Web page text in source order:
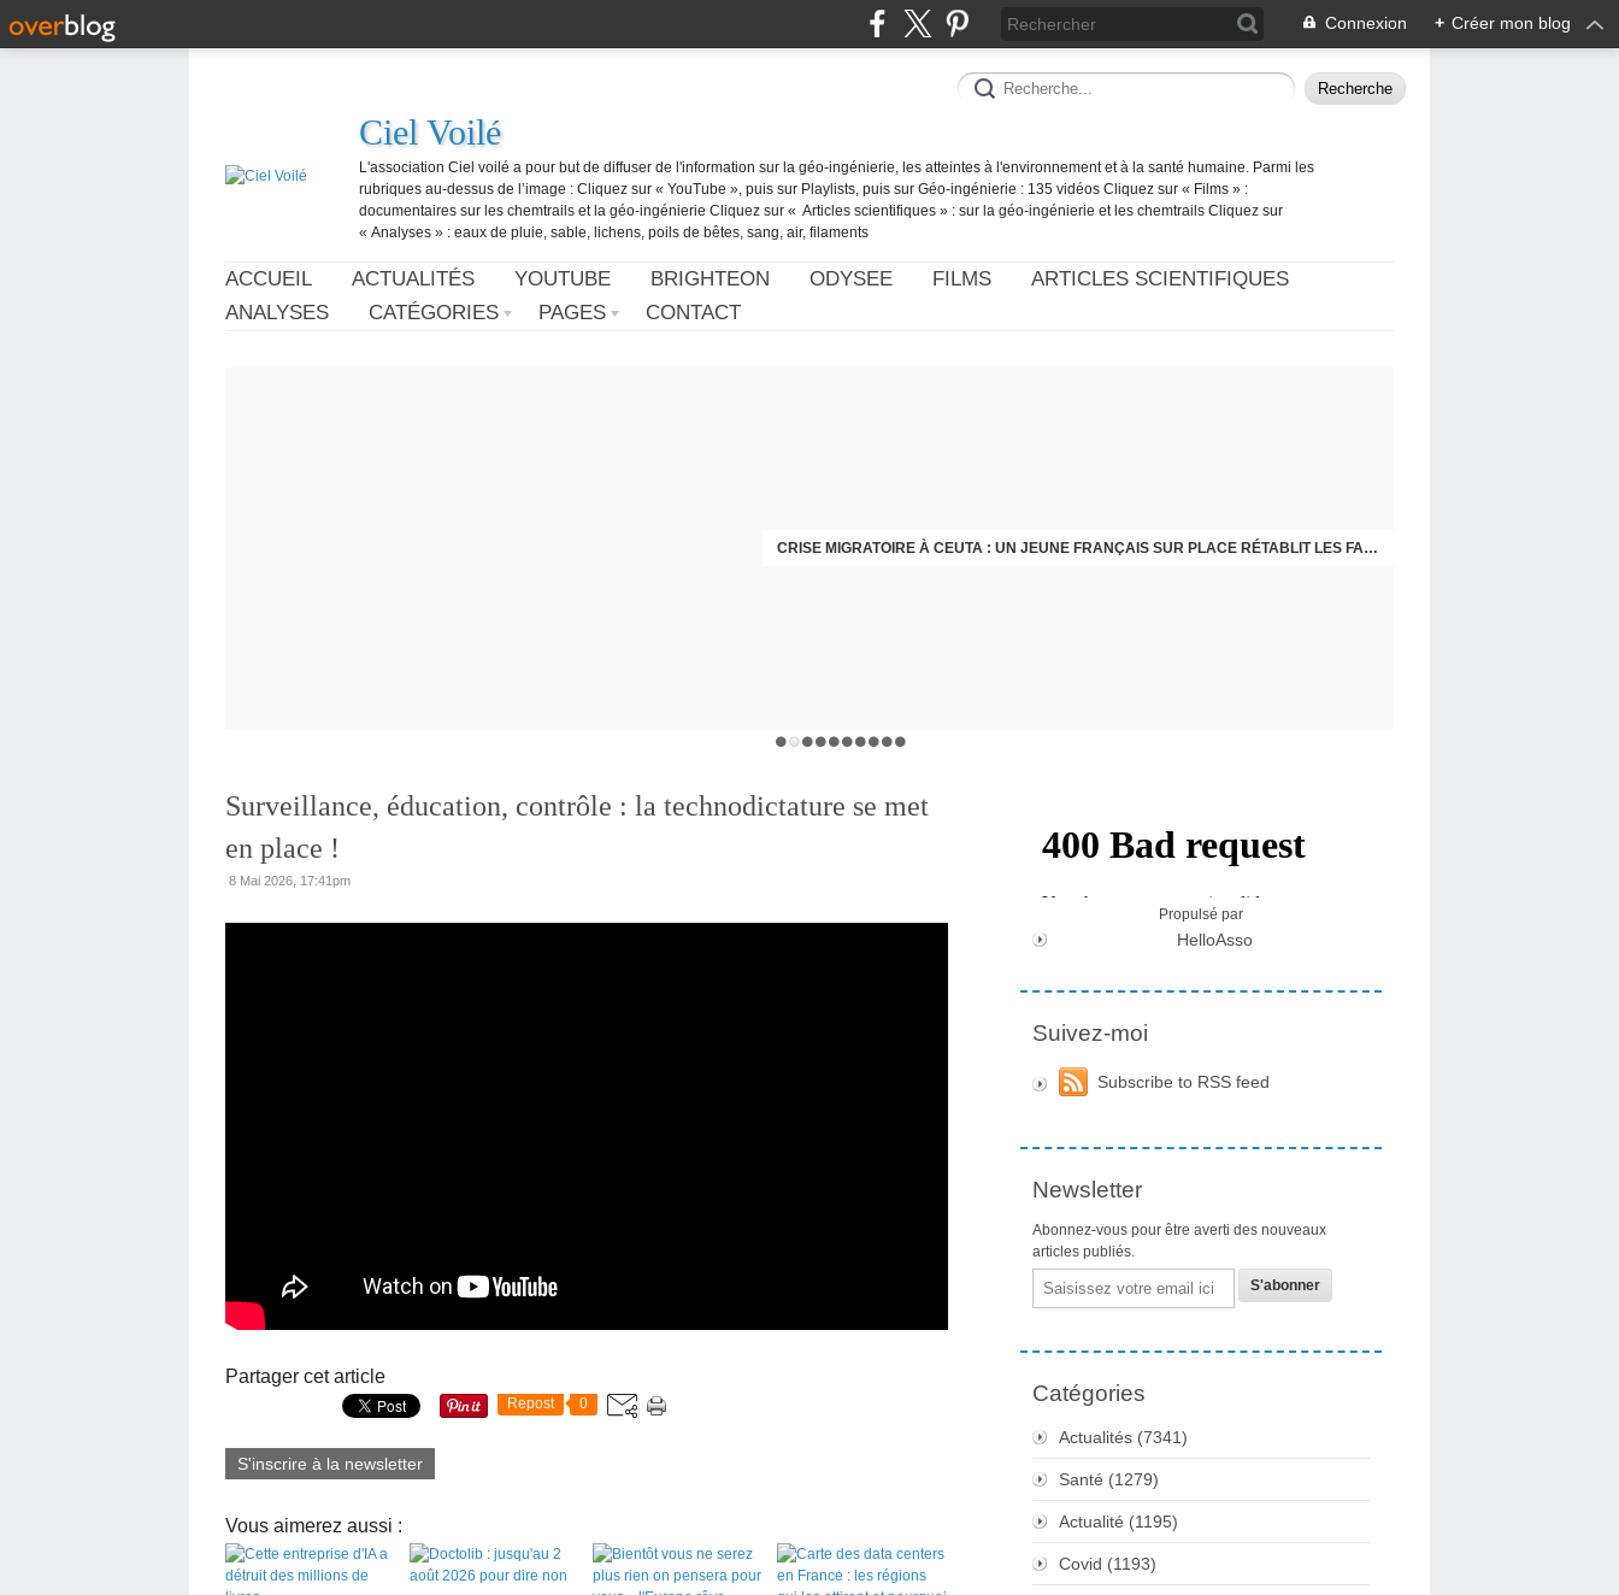
Connexion + Créer mon blog
Ciel Voilé
L'association Ciel voilé a pour but de diffuser de l'information sur la géo-ingénierie, les atteintes à l'environnement et à la santé humaine. Parmi les
rubriques au-dessus de l’image : Cliquez sur « YouTube », puis sur Playlists, puis sur Géo-ingénierie : 135 vidéos Cliquez sur « Films » :
documentaires sur les chemtrails et la géo-ingénierie Cliquez sur « Articles scientifiques » : sur la géo-ingénierie et les chemtrails Cliquez sur
« Analyses » : eaux de pluie, sable, lichens, poils de bêtes, sang, air, filaments
ACCUEIL ACTUALITÉS YOUTUBE BRIGHTEON ODYSEE FILMS
ARTICLES SCIENTIFIQUES
ANALYSES
CATÉGORIES PAGES CONTACT
CRISE MIGRATOIRE À CEUTA : UN JEUNE FRANÇAIS SUR PLACE RÉTABLIT LES FAITS ! - RAPHAËL AYMA
Surveillance, éducation, contrôle : la technodictature se met
en place !
8 Mai 2026, 17:41pm
Partager cet article
Repost 0
S'inscrire à la newsletter
Vous aimerez aussi :
Propulsé par
HelloAsso
Suivez-moi
Subscribe to RSS feed
Newsletter
Abonnez-vous pour être averti des nouveaux
articles publiés.
Email
Catégories
Actualités (7341)
Santé (1279)
Actualité (1195)
Covid (1193)